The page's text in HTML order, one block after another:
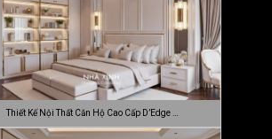
Thiết Kế Nội Thất Căn Hộ Cao Cấp D’Edge …